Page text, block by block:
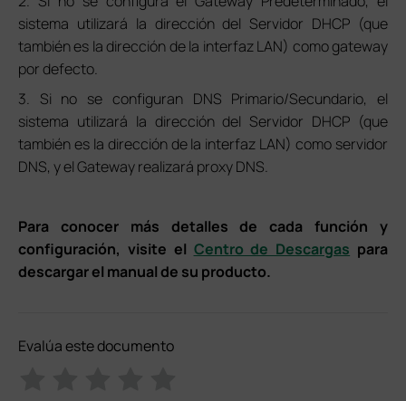
sistema utilizará la dirección del Servidor DHCP (que
también es la dirección de la interfaz LAN) como gateway
por defecto.
3. Si no se configuran DNS Primario/Secundario, el
sistema utilizará la dirección del Servidor DHCP (que
también es la dirección de la interfaz LAN) como servidor
DNS, y el Gateway realizará proxy DNS.
Para conocer más detalles de cada función y
configuración, visite el Centro de Descargas para
descargar el manual de su producto.
Evalúa este documento